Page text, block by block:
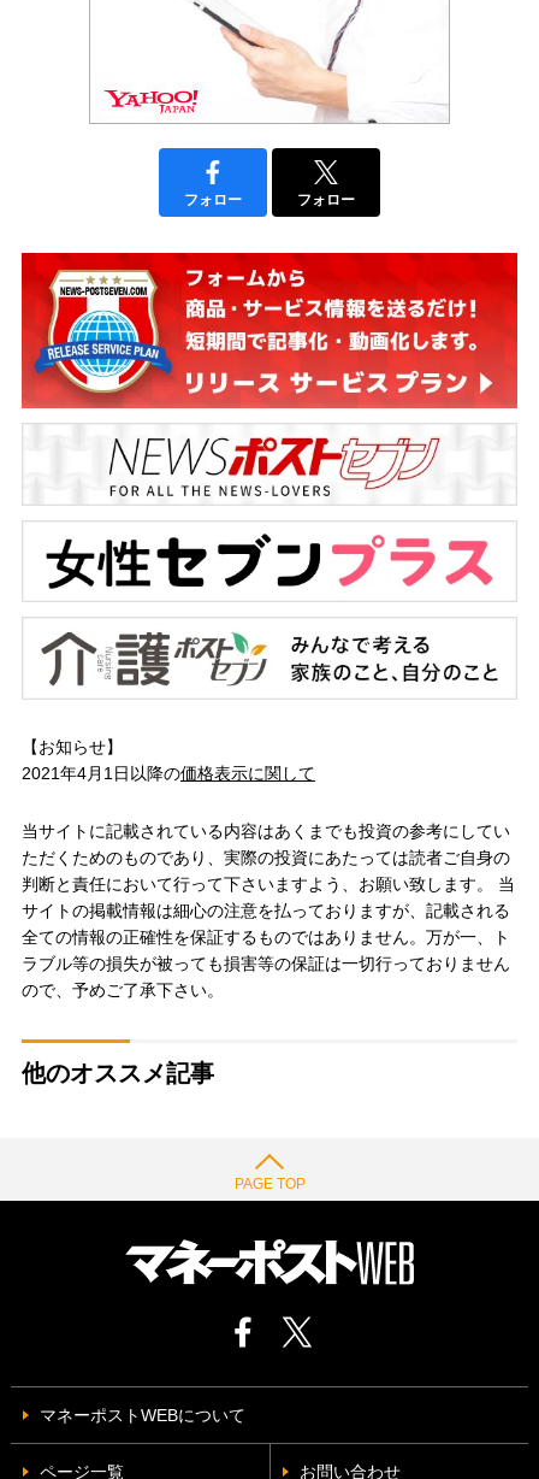
フォロー フォロー
【お知らせ】
2021年4月1日以降の価格表示に関して
当サイトに記載されている内容はあくまでも投資の参考にしてい
ただくためのものであり、実際の投資にあたっては読者ご自身の
判断と責任において行って下さいますよう、お願い致します。 当
サイトの掲載情報は細心の注意を払っておりますが、記載される
全ての情報の正確性を保証するものではありません。万が一、ト
ラブル等の損失が被っても損害等の保証は一切行っておりません
ので、予めご了承下さい。
他のオススメ記事
PAGE TOP
マネーポストWEBについて
ページ一覧 お問い合わせ